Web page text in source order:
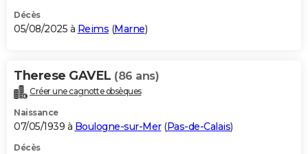
Décès
05/08/2025 à Reims (Marne)
Therese GAVEL (86 ans)
Créer une cagnotte obsèques
Naissance
07/05/1939 à Boulogne-sur-Mer(Pas-de-Calais)
Décès